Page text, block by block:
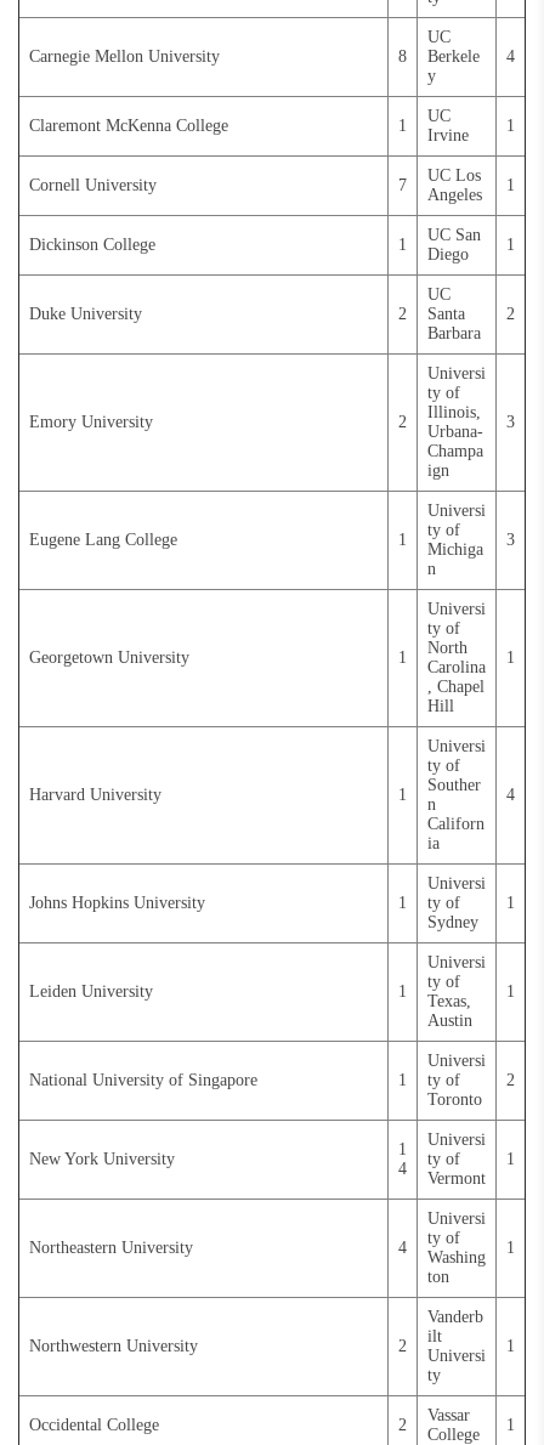
Carnegie Mellon University 8
UC
Berkele
y
4
Claremont McKenna College 1
UC
Irvine
1
Cornell University 7
UC Los
Angeles
1
Dickinson College 1
UC San
Diego
1
Duke University 2
UC
Santa
Barbara
2
Emory University 2
Universi
ty of
Illinois,
Urbana-
Champa
ign
3
Eugene Lang College 1
Universi
ty of
Michiga
n
3
Georgetown University 1
Universi
ty of
North
Carolina
, Chapel
Hill
1
Harvard University 1
Universi
ty of
Souther
n
Californ
ia
4
Johns Hopkins University 1
Universi
ty of
Sydney
1
Leiden University 1
Universi
ty of
Texas,
Austin
1
National University of Singapore 1
Universi
ty of
Toronto
2
New York University
1
4
Universi
ty of
Vermont
1
Northeastern University 4
Universi
ty of
Washing
ton
1
Northwestern University 2
Vanderb
ilt
Universi
ty
1
Occidental College 2
Vassar
College
1